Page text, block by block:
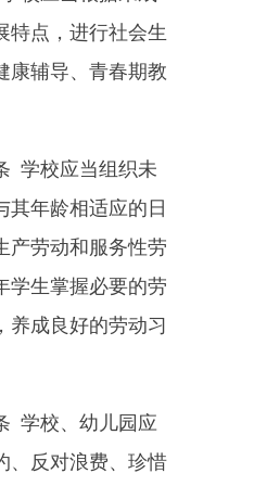
伤害事故。
用校车的学
健全校车安全
检查，对校车驾
，并向未成年人
知识，培养未成
应急处理技能。
学校、幼儿园应
对自然灾害、
，配备相应设
的演练。